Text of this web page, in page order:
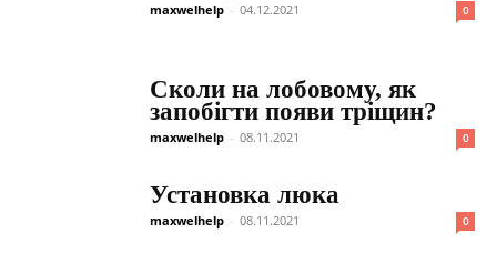
maxwelhelp - 04.12.2021 0
Cколи на лобовому, як
запобігти появи тріщин?
maxwelhelp - 08.11.2021 0
Установка люка
maxwelhelp - 08.11.2021 0